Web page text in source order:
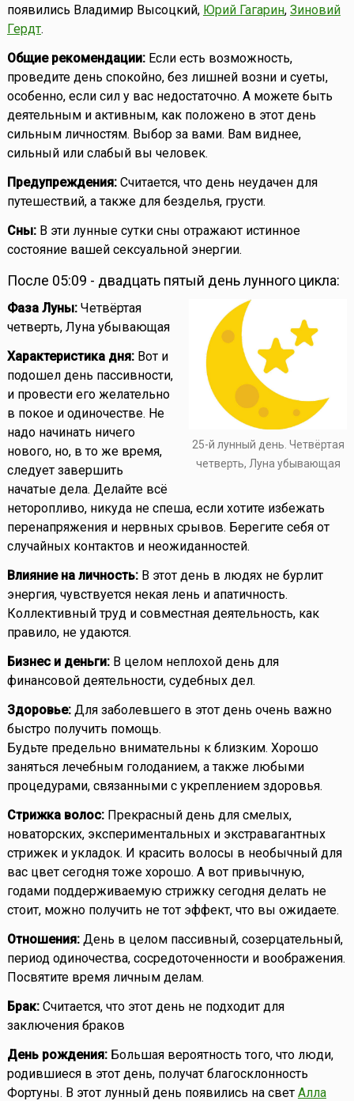
появились Владимир Высоцкий, Юрий Гагарин, Зиновий
Гердт.
Общие рекомендации:Если есть возможность,
проведите день спокойно, без лишней возни и суеты,
особенно, если сил у вас недостаточно. А можете быть
деятельным и активным, как положено в этот день
сильным личностям. Выбор за вами. Вам виднее,
сильный или слабый вы человек.
Предупреждения:Считается, что день неудачен для
путешествий, а также для безделья, грусти.
Сны:В эти лунные сутки сны отражают истинное
состояние вашей сексуальной энергии.
После 05:09 - двадцать пятый день лунного цикла:
25-й лунный день. Четвёртая
четверть, Луна убывающая
Фаза Луны:Четвёртая
четверть, Луна убывающая
Характеристика дня:Вот и
подошел день пассивности,
и провести его желательно
в покое и одиночестве. Не
надо начинать ничего
нового, но, в то же время,
следует завершить
начатые дела. Делайте всё
неторопливо, никуда не спеша, если хотите избежать
перенапряжения и нервных срывов. Берегите себя от
случайных контактов и неожиданностей.
Влияние на личность:В этот день в людях не бурлит
энергия, чувствуется некая лень и апатичность.
Коллективный труд и совместная деятельность, как
правило, не удаются.
Бизнес и деньги:В целом неплохой день для
финансовой деятельности, судебных дел.
Здоровье:Для заболевшего в этот день очень важно
быстро получить помощь.
Будьте предельно внимательны к близким. Хорошо
заняться лечебным голоданием, а также любыми
процедурами, связанными с укреплением здоровья.
Стрижка волос:Прекрасный день для смелых,
новаторских, экспериментальных и экстравагантных
стрижек и укладок. И красить волосы в необычный для
вас цвет сегодня тоже хорошо. А вот привычную,
годами поддерживаемую стрижку сегодня делать не
стоит, можно получить не тот эффект, что вы ожидаете.
Отношения:День в целом пассивный, созерцательный,
период одиночества, сосредоточенности и воображения.
Посвятите время личным делам.
Брак:Считается, что этот день не подходит для
заключения браков
День рождения:Большая вероятность того, что люди,
родившиеся в этот день, получат благосклонность
Фортуны. В этот лунный день появились на свет Алла